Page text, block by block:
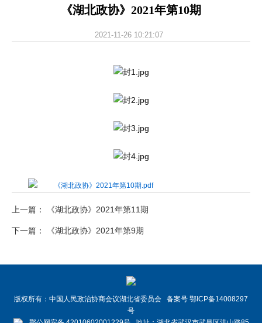
《湖北政协》2021年第10期
2021-11-26 10:21:07
《湖北政协》2021年第10期.pdf
上一篇： 《湖北政协》2021年第11期
下一篇： 《湖北政协》2021年第9期
版权所有：中国人民政治协商会议湖北省委员会 备案号 鄂ICP备14008297
号